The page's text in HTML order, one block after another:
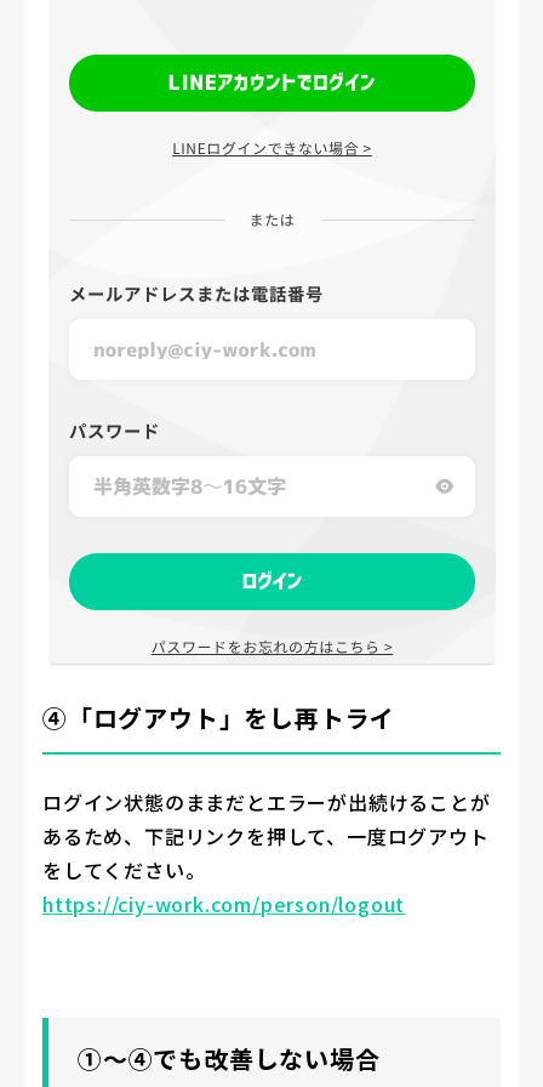
④「ログアウト」をし再トライ
ログイン状態のままだとエラーが出続けることが
あるため、下記リンクを押して、一度ログアウト
をしてください。
https://ciy-work.com/person/logout
①〜④でも改善しない場合